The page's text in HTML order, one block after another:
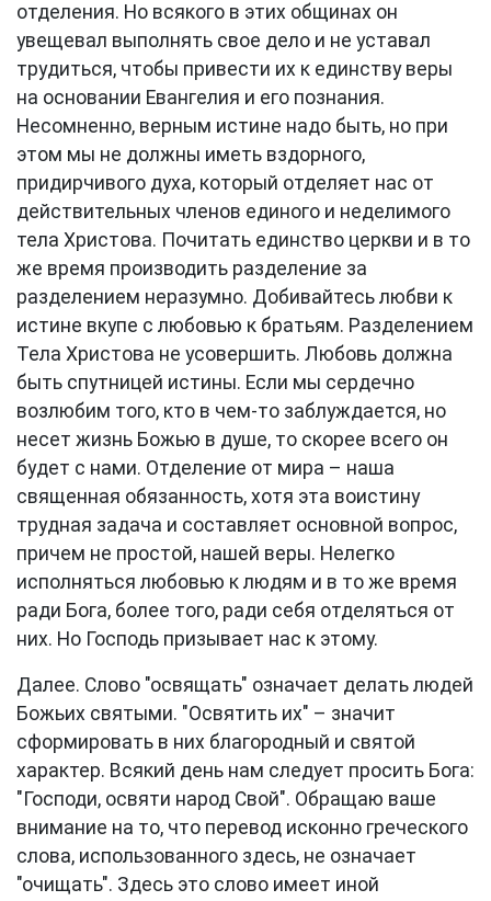
отделения. Но всякого в этих общинах он
увещевал выполнять свое дело и не уставал
трудиться, чтобы привести их к единству веры
на основании Евангелия и его познания.
Несомненно, верным истине надо быть, но при
этом мы не должны иметь вздорного,
придирчивого духа, который отделяет нас от
действительных членов единого и неделимого
тела Христова. Почитать единство церкви и в то
же время производить разделение за
разделением неразумно. Добивайтесь любви к
истине вкупе с любовью к братьям. Разделением
Тела Христова не усовершить. Любовь должна
быть спутницей истины. Если мы сердечно
возлюбим того, кто в чем-то заблуждается, но
несет жизнь Божью в душе, то скорее всего он
будет с нами. Отделение от мира – наша
священная обязанность, хотя эта воистину
трудная задача и составляет основной вопрос,
причем не простой, нашей веры. Нелегко
исполняться любовью к людям и в то же время
ради Бога, более того, ради себя отделяться от
них. Но Господь призывает нас к этому.
Далее. Слово "освящать" означает делать людей
Божьих святыми. "Освятить их" – значит
сформировать в них благородный и святой
характер. Всякий день нам следует просить Бога:
"Господи, освяти народ Свой". Обращаю ваше
внимание на то, что перевод исконно греческого
слова, использованного здесь, не означает
"очищать". Здесь это слово имеет иной